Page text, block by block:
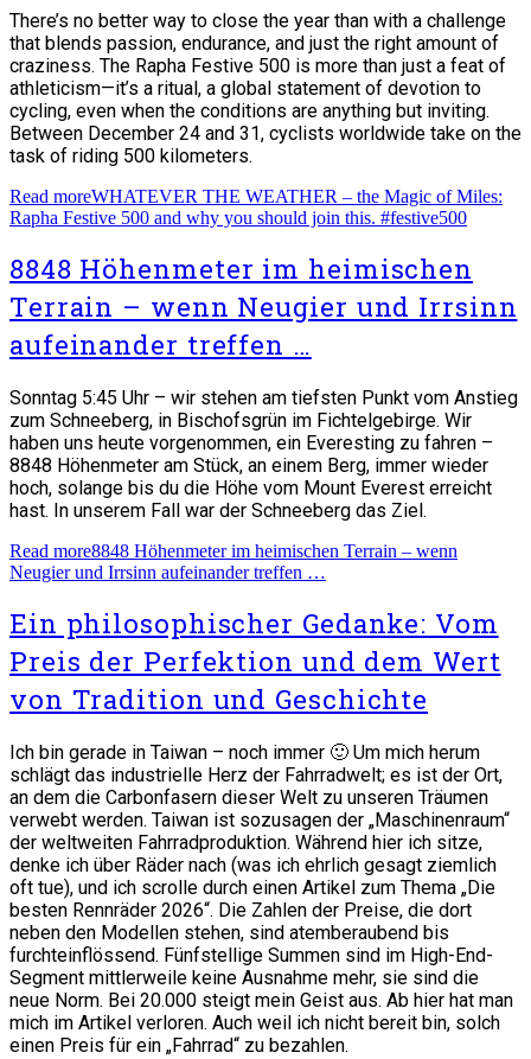
There’s no better way to close the year than with a challenge
that blends passion, endurance, and just the right amount of
craziness. The Rapha Festive 500 is more than just a feat of
athleticism—it’s a ritual, a global statement of devotion to
cycling, even when the conditions are anything but inviting.
Between December 24 and 31, cyclists worldwide take on the
task of riding 500 kilometers.
Read moreWHATEVER THE WEATHER – the Magic of Miles:
Rapha Festive 500 and why you should join this. #festive500
8848 Höhenmeter im heimischen
Terrain – wenn Neugier und Irrsinn
aufeinander treffen …
Sonntag 5:45 Uhr – wir stehen am tiefsten Punkt vom Anstieg
zum Schneeberg, in Bischofsgrün im Fichtelgebirge. Wir
haben uns heute vorgenommen, ein Everesting zu fahren –
8848 Höhenmeter am Stück, an einem Berg, immer wieder
hoch, solange bis du die Höhe vom Mount Everest erreicht
hast. In unserem Fall war der Schneeberg das Ziel.
Read more8848 Höhenmeter im heimischen Terrain – wenn
Neugier und Irrsinn aufeinander treffen …
Ein philosophischer Gedanke: Vom
Preis der Perfektion und dem Wert
von Tradition und Geschichte
Ich bin gerade in Taiwan – noch immer 🙂 Um mich herum
schlägt das industrielle Herz der Fahrradwelt; es ist der Ort,
an dem die Carbonfasern dieser Welt zu unseren Träumen
verwebt werden. Taiwan ist sozusagen der „Maschinenraum“
der weltweiten Fahrradproduktion. Während hier ich sitze,
denke ich über Räder nach (was ich ehrlich gesagt ziemlich
oft tue), und ich scrolle durch einen Artikel zum Thema „Die
besten Rennräder 2026“. Die Zahlen der Preise, die dort
neben den Modellen stehen, sind atemberaubend bis
furchteinflössend. Fünfstellige Summen sind im High-End-
Segment mittlerweile keine Ausnahme mehr, sie sind die
neue Norm. Bei 20.000 steigt mein Geist aus. Ab hier hat man
mich im Artikel verloren. Auch weil ich nicht bereit bin, solch
einen Preis für ein „Fahrrad“ zu bezahlen.